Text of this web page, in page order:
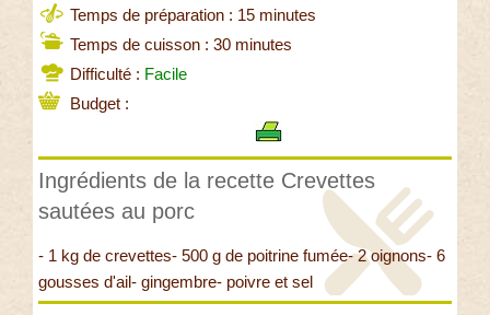
Temps de préparation : 15 minutes
Temps de cuisson : 30 minutes
Difficulté : Facile
Budget :
Ingrédients de la recette Crevettes
sautées au porc
- 1 kg de crevettes- 500 g de poitrine fumée- 2 oignons- 6
gousses d'ail- gingembre- poivre et sel